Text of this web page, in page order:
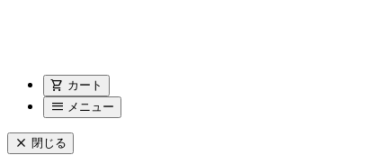
shopping_cart カート
menu メニュー
close 閉じる